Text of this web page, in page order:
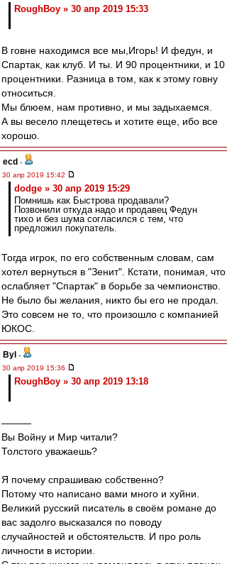
RoughBoy » 30 апр 2019 15:33
В говне находимся все мы,Игорь! И федун, и
Спартак, как клуб. И ты. И 90 процентники, и 10
процентники. Разница в том, как к этому говну
относиться.
Мы блюем, нам противно, и мы задыхаемся.
А вы весело плещетесь и хотите еще, ибо все
хорошо.
ecd -
30 апр 2019 15:42
dodge » 30 апр 2019 15:29
Помнишь как Быстрова продавали?
Позвонили откуда надо и продавец Федун
тихо и без шума согласился с тем, что
предложил покупатель.
Тогда игрок, по его собственным словам, сам
хотел вернуться в "Зенит". Кстати, понимая, что
ослабляет "Спартак" в борьбе за чемпионство.
Не было бы желания, никто бы его не продал.
Это совсем не то, что произошло с компанией
ЮКОС.
Byl -
30 апр 2019 15:36
RoughBoy » 30 апр 2019 13:18
———
Вы Войну и Мир читали?
Толстого уважаешь?
Я почему спрашиваю собственно?
Потому что написано вами много и хуйни.
Великий русский писатель в своём романе до
вас задолго высказался по поводу
случайностей и обстоятельств. И про роль
личности в истории.